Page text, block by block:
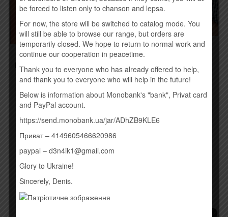
ПЕТР ЧЕРНЯВСКИЙ –
PETER AND THE WOLVES
EP (2015)
250,00 грн.
Купить
ОЛЕКСАНДР
ПОНОМАРЬОВ –
НАЙКРАЩЕ (2016)
190,00грн.
Временно нет
КАТЕГОРИИ ТОВАРОВ
be forced to listen only to chanson and lepsa.
For now, the store will be switched to catalog mode. You
will still be able to browse our range, but orders are
temporarily closed. We hope to return to normal work and
continue our cooperation in peacetime.
Thank you to everyone who has already offered to help,
and thank you to everyone who will help in the future!
Below is information about Monobank's "bank", Privat card
and PayPal account.
https://send.monobank.ua/jar/ADhZB9KLE6
Приват – 4149605466620986
paypal – d3n4ik1@gmail.com
Glory to Ukraine!
Sincerely, Denis.